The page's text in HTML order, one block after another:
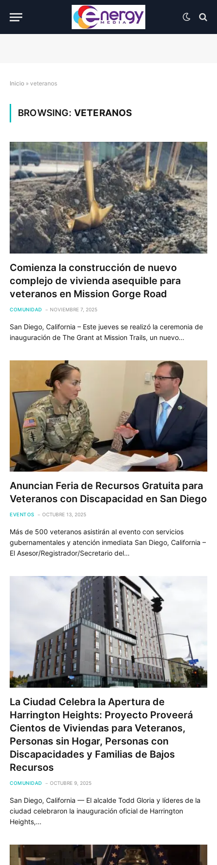
Inicio » veteranos
BROWSING: VETERANOS
Comienza la construcción de nuevo
complejo de vivienda asequible para
veteranos en Mission Gorge Road
COMUNIDAD NOVIEMBRE 7, 2025
San Diego, California – Este jueves se realizó la ceremonia de
inauguración de The Grant at Mission Trails, un nuevo…
Anuncian Feria de Recursos Gratuita para
Veteranos con Discapacidad en San Diego
EVENTOS OCTUBRE 13, 2025
Más de 500 veteranos asistirán al evento con servicios
gubernamentales y atención inmediata San Diego, California –
El Asesor/Registrador/Secretario del…
La Ciudad Celebra la Apertura de
Harrington Heights: Proyecto Proveerá
Cientos de Viviendas para Veteranos,
Personas sin Hogar, Personas con
Discapacidades y Familias de Bajos
Recursos
COMUNIDAD OCTUBRE 9, 2025
San Diego, California — El alcalde Todd Gloria y líderes de la
ciudad celebraron la inauguración oficial de Harrington
Heights,…